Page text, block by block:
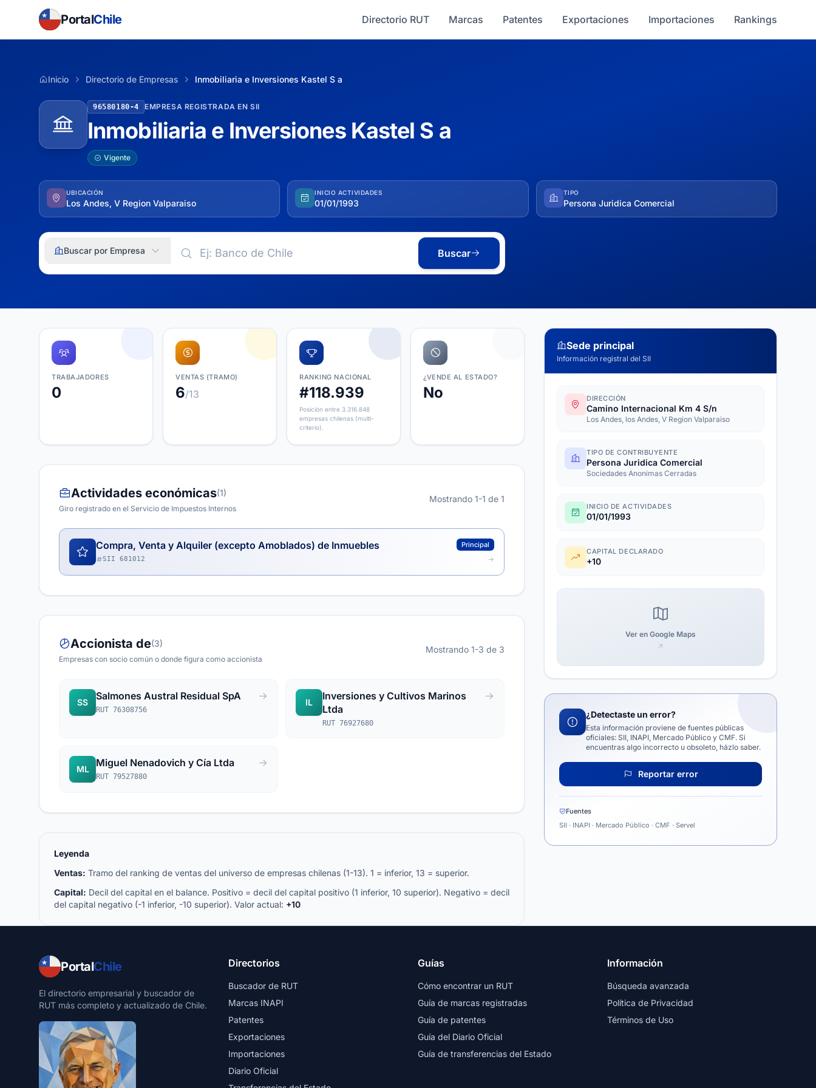
PortalChile Directorio RUT Marcas Patentes Exportaciones Importaciones Rankings
Inicio Directorio de Empresas Inmobiliaria e Inversiones Kastel S a
96580180-4 EMPRESA REGISTRADA EN SII
Inmobiliaria e Inversiones Kastel S a
Vigente
UBICACIÓN
Los Andes, V Region Valparaiso
INICIO ACTIVIDADES
01/01/1993
TIPO
Persona Juridica Comercial
Buscar por Empresa Buscar
TRABAJADORES
0
VENTAS (TRAMO)
6/13
RANKING NACIONAL
#118.939
Posición entre 3.316.848
empresas chilenas (multi-
criterio).
¿VENDE AL ESTADO?
No
Actividades económicas(1)
Giro registrado en el Servicio de Impuestos Internos
Mostrando 1-1 de 1
Compra, Venta y Alquiler (excepto Amoblados) de Inmuebles Principal
SII 681012
Accionista de(3)
Empresas con socio común o donde figura como accionista
Mostrando 1-3 de 3
SS
Salmones Austral Residual SpA
RUT 76308756
IL
Inversiones y Cultivos Marinos
Ltda
RUT 76927680
ML
Miguel Nenadovich y Cía Ltda
RUT 79527880
Leyenda
Ventas: Tramo del ranking de ventas del universo de empresas chilenas (1-13). 1 = inferior, 13 = superior.
Capital: Decil del capital en el balance. Positivo = decil del capital positivo (1 inferior, 10 superior). Negativo = decil
del capital negativo (-1 inferior, -10 superior). Valor actual: +10
Sede principal
Información registral del SII
DIRECCIÓN
Camino Internacional Km 4 S/n
Los Andes, los Andes, V Region Valparaiso
TIPO DE CONTRIBUYENTE
Persona Juridica Comercial
Sociedades Anonimas Cerradas
INICIO DE ACTIVIDADES
01/01/1993
CAPITAL DECLARADO
+10
Ver en Google Maps
¿Detectaste un error?
Esta información proviene de fuentes públicas
oficiales: SII, INAPI, Mercado Público y CMF. Si
encuentras algo incorrecto u obsoleto, házlo saber.
Reportar error
Fuentes
SII · INAPI · Mercado Público · CMF · Servel
PortalChile
El directorio empresarial y buscador de
RUT más completo y actualizado de Chile.
Directorios
Buscador de RUT
Marcas INAPI
Patentes
Exportaciones
Importaciones
Diario Oficial
Guías
Cómo encontrar un RUT
Guía de marcas registradas
Guía de patentes
Guía del Diario Oficial
Guía de transferencias del Estado
Información
Búsqueda avanzada
Política de Privacidad
Términos de Uso